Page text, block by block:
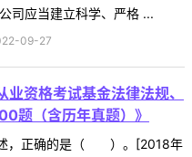
司应当建立科学、严格 ...
09-27
资格考试基金法律法规、
题（含历年真题）》
述，正确的是（ ）。[2018年